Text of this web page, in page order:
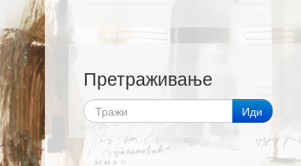
Претраживање
Иди